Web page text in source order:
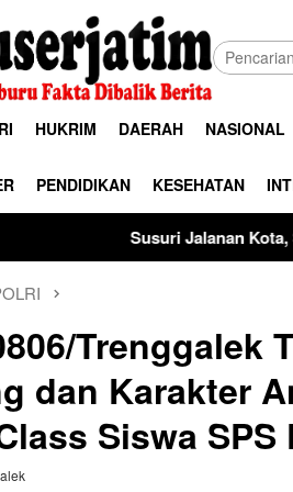
HUKRIM DAERAH NASIONAL
PENDIDIKAN KESEHATAN
Jalanan Kota, Satlantas Polres
Trenggalek
dan Karakter
Siswa SPS